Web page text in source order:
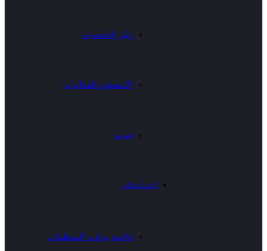
دليل الخدمات
الانشطة والفعاليات
فيديو
المنظمات
قاعدة بيانات المنظمات